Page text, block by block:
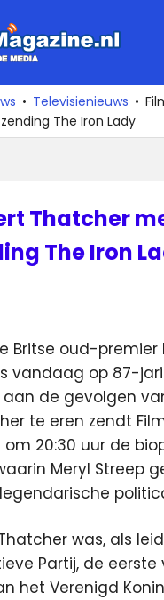
Televisienieuws
The Iron Lady
Thatcher
The Iron
Britse oud-premier
vandaag op 87-
de gevolgen
te eren zendt
20:30 uur de
Meryl Streep
was, als
Partij, de eerste
het Verenigd